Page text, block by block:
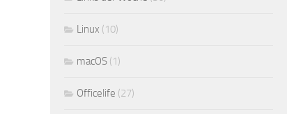
Linux (10)
macOS (1)
Officelife (27)